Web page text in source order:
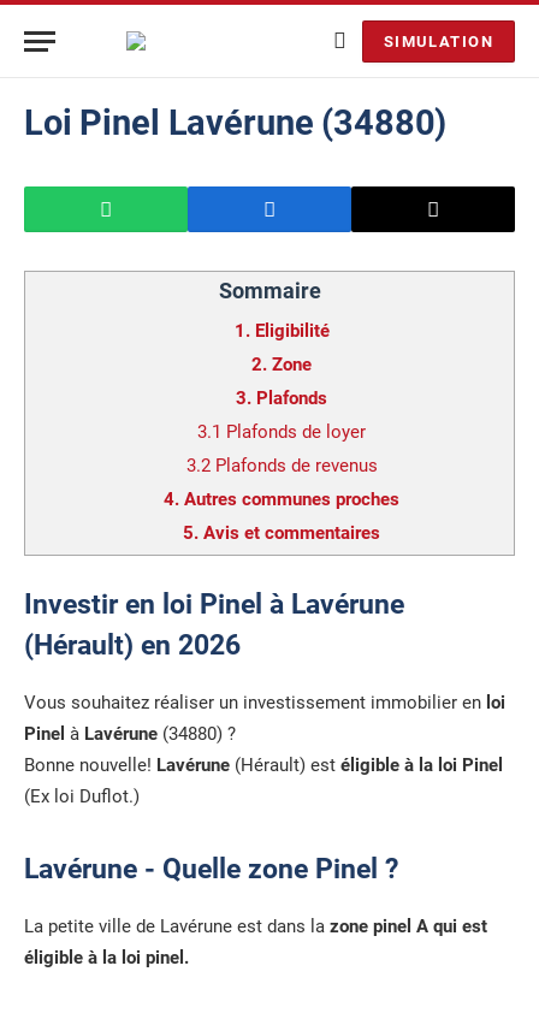
SIMULATION
Loi Pinel Lavérune (34880)
Sommaire
1. Eligibilité
2. Zone
3. Plafonds
3.1 Plafonds de loyer
3.2 Plafonds de revenus
4. Autres communes proches
5. Avis et commentaires
Investir en loi Pinel à Lavérune
(Hérault) en 2026
Vous souhaitez réaliser un investissement immobilier en loi
Pinel à Lavérune (34880) ?
Bonne nouvelle! Lavérune (Hérault) est éligible à la loi Pinel
(Ex loi Duflot.)
Lavérune - Quelle zone Pinel ?
La petite ville de Lavérune est dans la zone pinel A qui est
éligible à la loi pinel.